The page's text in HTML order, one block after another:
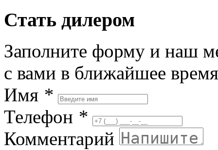
Стать дилером
Заполните форму и наш
с вами в ближайшее время
Имя *
Телефон *
Комментарий